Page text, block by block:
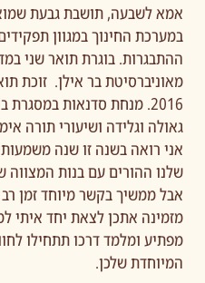
במערכת החינוך במגוון
ההתבגרות. בוגרת תואר שני
מאוניברסיטת בר אילן. זוכת
2016. מנחת סדנאות
גאולה וגלידה ושיעורי תורה
אני רואה בשנה זו שנה
שלנו ההורים עם בנות
אבל ממשיך בקשר מיוחד זמן
מזמינה אתכן לצאת יחד איתי
מפתיע ומלמד דרכו תתחילו
המיוחדת שלכן.